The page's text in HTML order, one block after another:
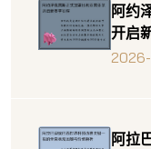
阿约
开启
阿拉